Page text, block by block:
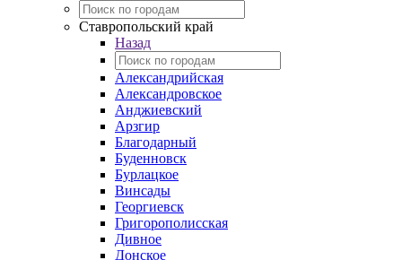
Ставропольский край
Назад
Александрийская
Александровское
Анджиевский
Арзгир
Благодарный
Буденновск
Бурлацкое
Винсады
Георгиевск
Григорополисская
Дивное
Донское